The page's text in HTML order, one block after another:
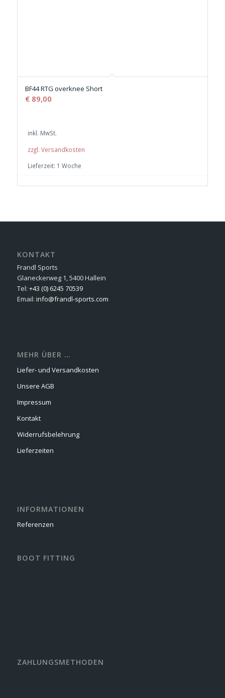
BF44 RTG overknee Short
€89,00
inkl. MwSt.
zzgl. Versandkosten
Lieferzeit: 1 Woche
KONTAKT
Frandl Sports
Glaneckerweg 1, 5400 Hallein
Tel: +43 (0) 6245 70539
Email: info@frandl-sports.com
MEHR ÜBER …
Liefer- und Versandkosten
Unsere AGB
Impressum
Kontakt
Widerrufsbelehrung
Lieferzeiten
INFORMATIONEN
Referenzen
BOOT FITTING
ZAHLUNGSMETHODEN